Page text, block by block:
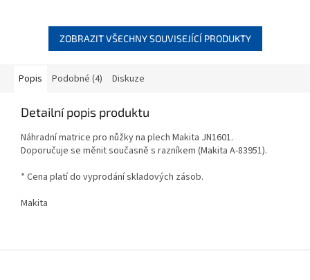
ZOBRAZIT VŠECHNY SOUVISEJÍCÍ PRODUKTY
Popis Podobné (4) Diskuze
Detailní popis produktu
Náhradní matrice pro nůžky na plech Makita JN1601.
Doporučuje se měnit současně s razníkem (Makita A-83951).
* Cena platí do vyprodání skladových zásob.
Makita